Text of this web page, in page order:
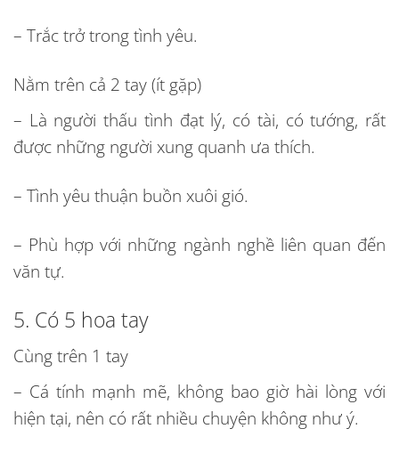
– Trắc trở trong tình yêu.
Nằm trên cả 2 tay (ít gặp)
– Là người thấu tình đạt lý, có tài, có tướng, rất
được những người xung quanh ưa thích.
– Tình yêu thuận buồn xuôi gió.
– Phù hợp với những ngành nghề liên quan đến
văn tự.
5. Có 5 hoa tay
Cùng trên 1 tay
– Cá tính mạnh mẽ, không bao giờ hài lòng với
hiện tại, nên có rất nhiều chuyện không như ý.